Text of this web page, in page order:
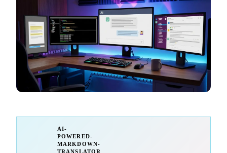
AI-
POWERED-
MARKDOWN-